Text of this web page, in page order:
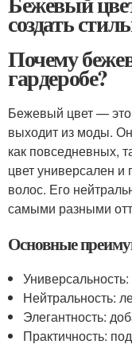
создать
Почему
гардеробе?
Бежевый цвет — это
выходит из моды.
как повседневных,
цвет универсален и
волос. Его
самыми разными
Основные
Нейтральность:
Элегантность:
Практичность: